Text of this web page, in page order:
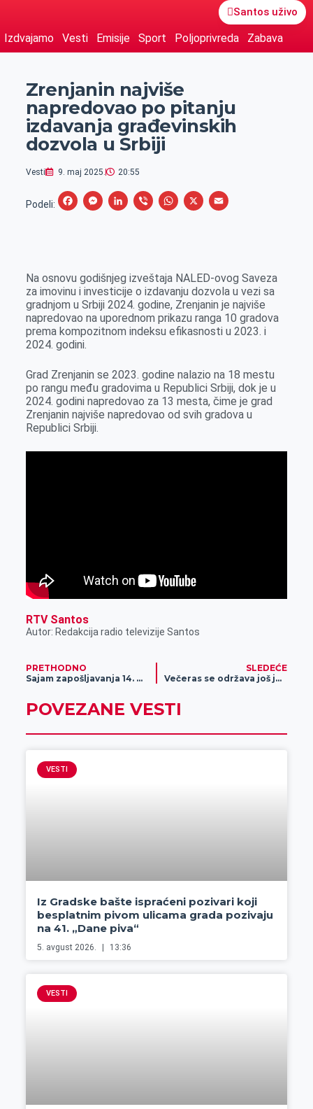
Santos uživo
Izdvajamo Vesti Emisije Sport Poljoprivreda Zabava
Zrenjanin najviše
napredovao po pitanju
izdavanja građevinskih
dozvola u Srbiji
Vesti 9. maj 2025. 20:55
Podeli:
F
b
o
o
k
M
e
n
g
e
L
e
d
I
n
V
r
W
s
A
p
p
X
E
l
Na osnovu godišnjeg izveštaja NALED-ovog Saveza
za imovinu i investicije o izdavanju dozvola u vezi sa
gradnjom u Srbiji 2024. godine, Zrenjanin je najviše
napredovao na uporednom prikazu ranga 10 gradova
prema kompozitnom indeksu efikasnosti u 2023. i
2024. godini.
Grad Zrenjanin se 2023. godine nalazio na 18 mestu
po rangu među gradovima u Republici Srbiji, dok je u
2024. godini napredovao za 13 mesta, čime je grad
Zrenjanin najviše napredovao od svih gradova u
Republici Srbiji.
RTV Santos
Autor: Redakcija radio televizije Santos
PRETHODNO
Sajam zapošljavanja 14. maja u hali sportova „Zvonko Vujin“
SLEDEĆE
Večeras se održava još jedan Noćni Bazar
POVEZANE VESTI
VESTI
Iz Gradske bašte ispraćeni pozivari koji
besplatnim pivom ulicama grada pozivaju
na 41. „Dane piva“
5. avgust 2026. 13:36
VESTI